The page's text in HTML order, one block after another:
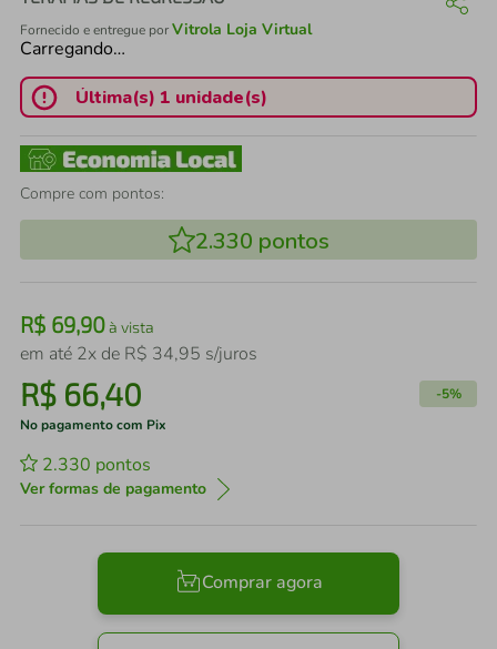
Fornecido e entregue porVitrola Loja Virtual
Carregando…
Última(s) 1 unidade(s)
Compre com pontos:
2.330 pontos
R$ 69,90à vista
em até 2x de R$ 34,95 s/juros
R$ 66,40 -5%
No pagamento com Pix
2.330 pontos
Ver formas de pagamento
Comprar agora